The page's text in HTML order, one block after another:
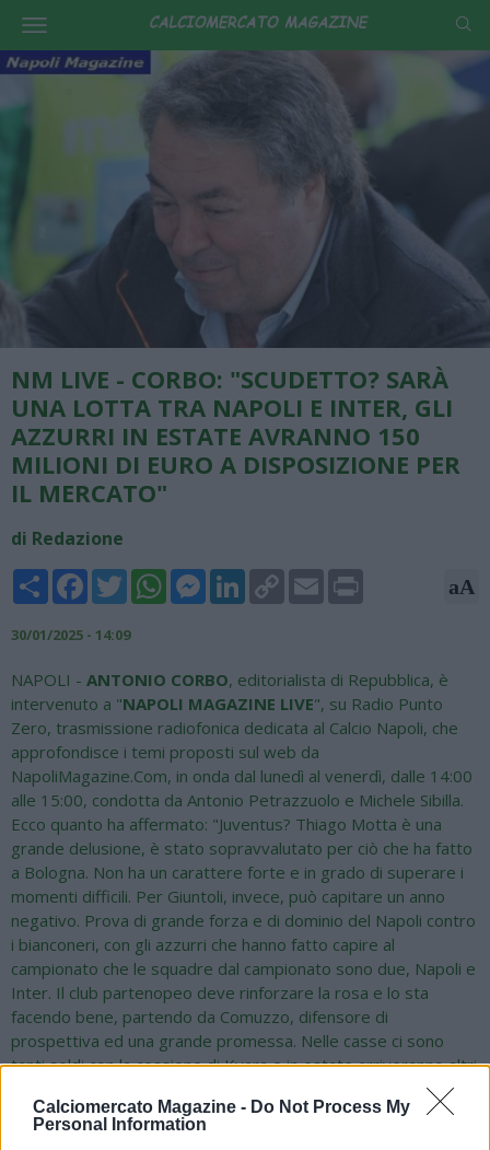
Calciomercato Magazine - Do Not Process My
Personal Information
NM LIVE - CORBO: "SCUDETTO? SARÀ
UNA LOTTA TRA NAPOLI E INTER, GLI
AZZURRI IN ESTATE AVRANNO 150
MILIONI DI EURO A DISPOSIZIONE PER
IL MERCATO"
di Redazione
Share FacebookTwitterWhatsAppMessengerLinkedInCopy
Link
Email aA
30/01/2025 - 14:09
NAPOLI - ANTONIO CORBO, editorialista di Repubblica, è
intervenuto a "NAPOLI MAGAZINE LIVE", su Radio Punto
Zero, trasmissione radiofonica dedicata al Calcio Napoli, che
approfondisce i temi proposti sul web da
NapoliMagazine.Com, in onda dal lunedì al venerdì, dalle 14:00
alle 15:00, condotta da Antonio Petrazzuolo e Michele Sibilla.
Ecco quanto ha affermato: "Juventus? Thiago Motta è una
grande delusione, è stato sopravvalutato per ciò che ha fatto
a Bologna. Non ha un carattere forte e in grado di superare i
momenti difficili. Per Giuntoli, invece, può capitare un anno
negativo. Prova di grande forza e di dominio del Napoli contro
i bianconeri, con gli azzurri che hanno fatto capire al
campionato che le squadre dal campionato sono due, Napoli e
Inter. Il club partenopeo deve rinforzare la rosa e lo sta
facendo bene, partendo da Comuzzo, difensore di
prospettiva ed una grande promessa. Nelle casse ci sono
tanti soldi con la cessione di Kvara e in estate arriveranno altri
75 milioni di euro dall'addio di Victor Osimhen, anche se non so
dove andrà il nigeriano. A giugno il Napoli potrà scegliere il
miglior bomber d'Europa, considerando i 150 milioni a